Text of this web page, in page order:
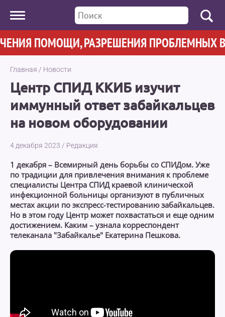
ПОМОЩИ, РАЗРЕШЕНИЯ ПРОБЛЕМНЫХ
Главная / Новости
Центр СПИД ККИБ изучит
иммунный ответ забайкальцев
на новом оборудовании
4 декабря 2023 / Редакция
1 декабря – Всемирный день борьбы со СПИДом. Уже
по традиции для привлечения внимания к проблеме
специалисты Центра СПИД краевой клинической
инфекционной больницы организуют в публичных
местах акции по экспресс-тестированию забайкальцев.
Но в этом году Центр может похвастаться и еще одним
достижением. Каким – узнала корреспондент
телеканала "Забайкалье" Екатерина Пешкова.